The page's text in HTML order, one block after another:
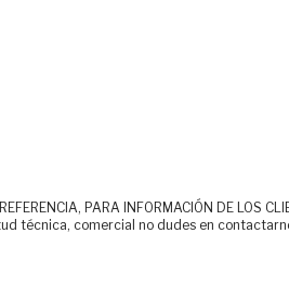
PARA INFORMACIÓN DE
técnica, comercial no dudes en